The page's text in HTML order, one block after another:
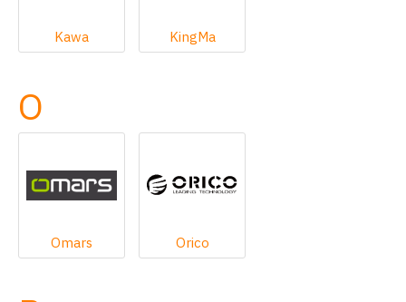
Kawa KingMa
O
Omars Orico